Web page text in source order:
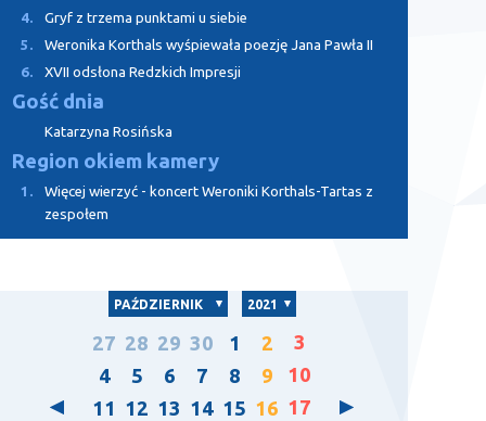
4.
Gryf z trzema punktami u siebie
5.
Weronika Korthals wyśpiewała poezję Jana Pawła II
6.
XVII odsłona Redzkich Impresji
Gość dnia
Katarzyna Rosińska
Region okiem kamery
1.
Więcej wierzyć - koncert Weroniki Korthals-Tartas z
zespołem
PAŹDZIERNIK 2021
27 28 29 30 1 2
3
4
5 6 7 8 9
10
11 12 13 14 15 16 17